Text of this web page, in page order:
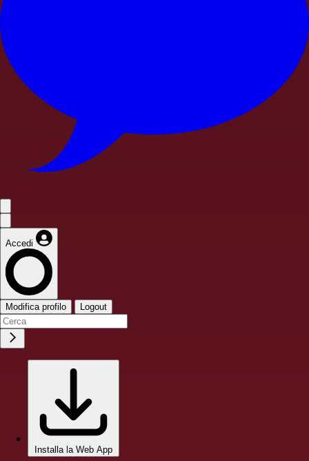
Accedi
Modifica profilo Logout
Installa la Web App